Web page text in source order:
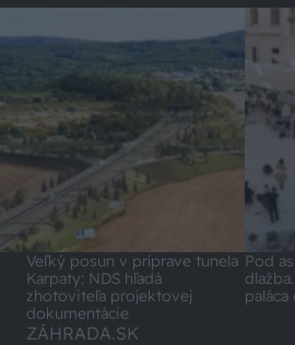
Veľký posun v príprave tunela
Karpaty: NDS hľadá
zhotoviteľa projektovej
dokumentácie
Pod
ZÁHRADA.SK